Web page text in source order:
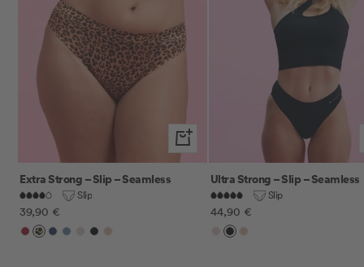
Schnellansicht
Extra Strong – Slip – Seamless
Slip
Angebotspreis
39,90 €
Cherry
LeoMidnight
Peacock
SandSchwarz
Sienna
Ultra Strong – Slip – Seamless
Slip
Angebotspreis
44,90 €
Sand
Schwarz
Sienna